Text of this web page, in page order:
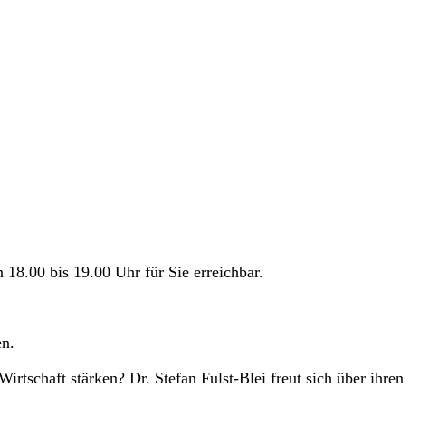
bis 19.00 Uhr für Sie erreichbar.
stärken? Dr. Stefan Fulst-Blei freut sich über ihren